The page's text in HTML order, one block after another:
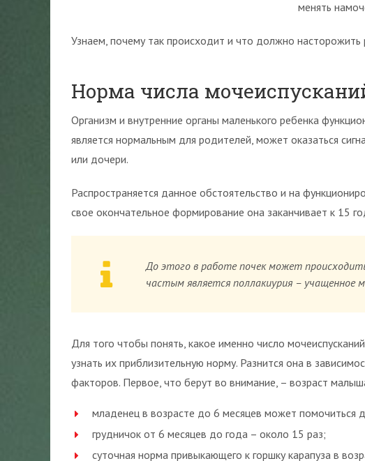
менять
Узнаем, почему так происходит и что должно насторожить
Норма числа
Организм и внутренние органы маленького ребенка
является нормальным для родителей, может оказаться
или дочери.
Распространяется данное обстоятельство и на
свое окончательное формирование она заканчивает к 15
До этого в работе почек может
частым является поллакиурия – учащенное
Для того чтобы понять, какое именно число
узнать их приблизительную норму. Разнится она в
факторов. Первое, что берут во внимание, – возраст
младенец в возрасте до 6 месяцев может помочиться
грудничок от 6 месяцев до года – около 15 раз;
суточная норма привыкающего к горшку карапуза в